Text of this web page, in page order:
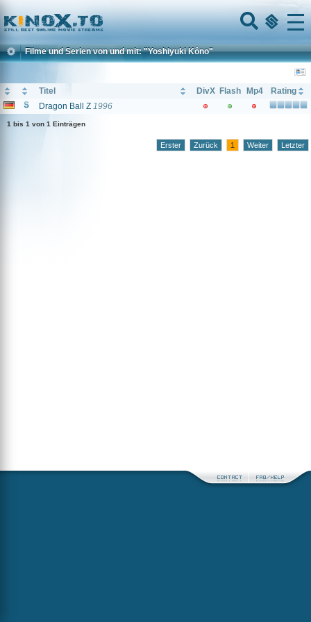
Home
Menu
Filme und Serien von und mit: "Yoshiyuki Kôno"
Titel DivX Flash Mp4
Rating
Dragon Ball Z 1996
1 bis 1 von 1 Einträgen
Erster Zurück 1 Weiter Letzter